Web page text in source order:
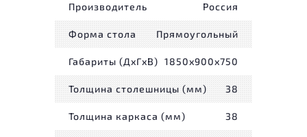
Производитель Россия
Форма стола Прямоугольный
Габариты (ДxГxВ) 1850x900x750
Толщина столешницы (мм) 38
Толщина каркаса (мм) 38